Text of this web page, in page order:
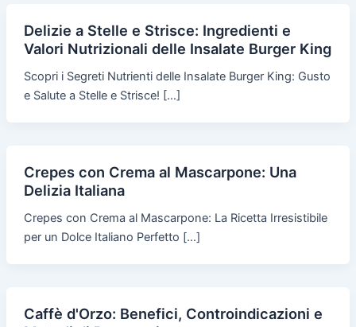
Delizie a Stelle e Strisce: Ingredienti e
Valori Nutrizionali delle Insalate Burger King
Scopri i Segreti Nutrienti delle Insalate Burger King: Gusto
e Salute a Stelle e Strisce! […]
Crepes con Crema al Mascarpone: Una
Delizia Italiana
Crepes con Crema al Mascarpone: La Ricetta Irresistibile
per un Dolce Italiano Perfetto […]
Caffè d'Orzo: Benefici, Controindicazioni e